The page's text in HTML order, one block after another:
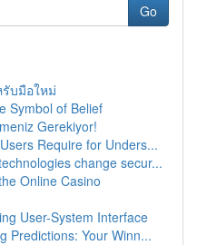
Go
บมือใหม่
Symbol of Belief
Gerekiyor!
Require for Unders...
change secur...
Online Casino
User-System Interface
Predictions: Your Winn...